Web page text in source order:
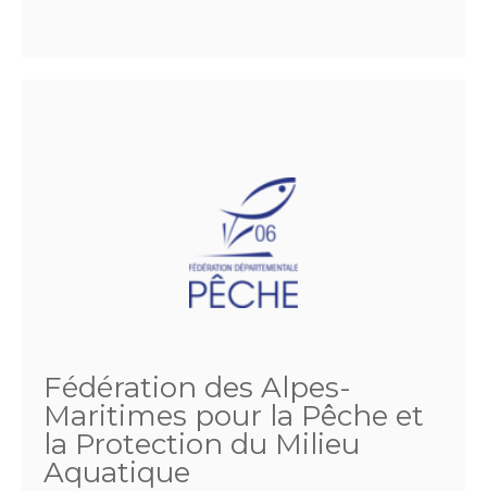
Fédération des Alpes-
Maritimes pour la Pêche et
la Protection du Milieu
Aquatique